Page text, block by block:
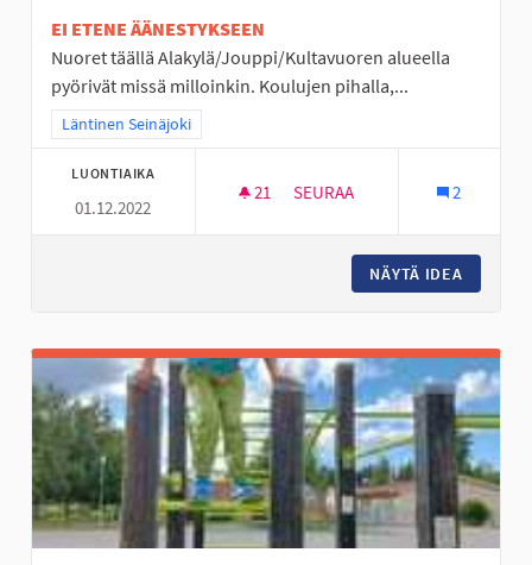
EI ETENE ÄÄNESTYKSEEN
Nuoret täällä Alakylä/Jouppi/Kultavuoren alueella
pyörivät missä milloinkin. Koulujen pihalla,...
Rajaa tulokset teeman mukaan: Läntinen Seinäjoki
Läntinen Seinäjoki
LUONTIAIKA
01.12.2022
21 21 SEURAAJAA
SEURAA 2
NÄYTÄ IDEA